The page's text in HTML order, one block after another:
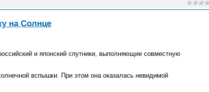
на Солнце
и японский спутники, выполняющие совместную
вспышки. При этом она оказалась невидимой